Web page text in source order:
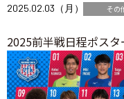
2025.02.03（月） その
2025前半戦日程ポスタ